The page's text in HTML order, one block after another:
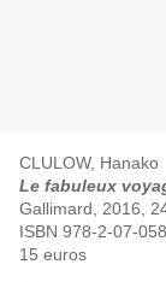
CLULOW, Hanako
Le fabuleux
Gallimard, 2016,
ISBN 978-2-07-
15 euros